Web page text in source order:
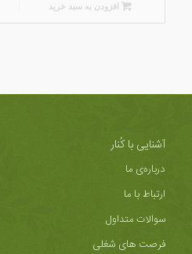
افزودن به سبد خرید
آشنایی با کُنار
درباره‌ی ما
ارتباط با ما
سوالات متداول
فرصت های شغلی